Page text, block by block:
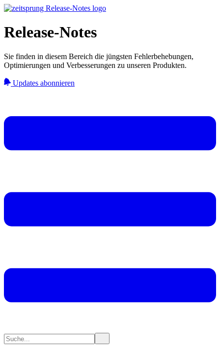
Release-Notes
Sie finden in diesem Bereich die jüngsten Fehlerbehebungen,
Optimierungen und Verbesserungen zu unseren Produkten.
Updates abonnieren